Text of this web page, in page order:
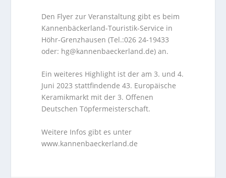
Den Flyer zur Veranstaltung gibt es beim
Kannenbäckerland-Touristik-Service in
Höhr-Grenzhausen (Tel.:026 24-19433
oder: hg@kannenbaeckerland.de) an.
Ein weiteres Highlight ist der am 3. und 4.
Juni 2023 stattfindende 43. Europäische
Keramikmarkt mit der 3. Offenen
Deutschen Töpfermeisterschaft.
Weitere Infos gibt es unter
www.kannenbaeckerland.de